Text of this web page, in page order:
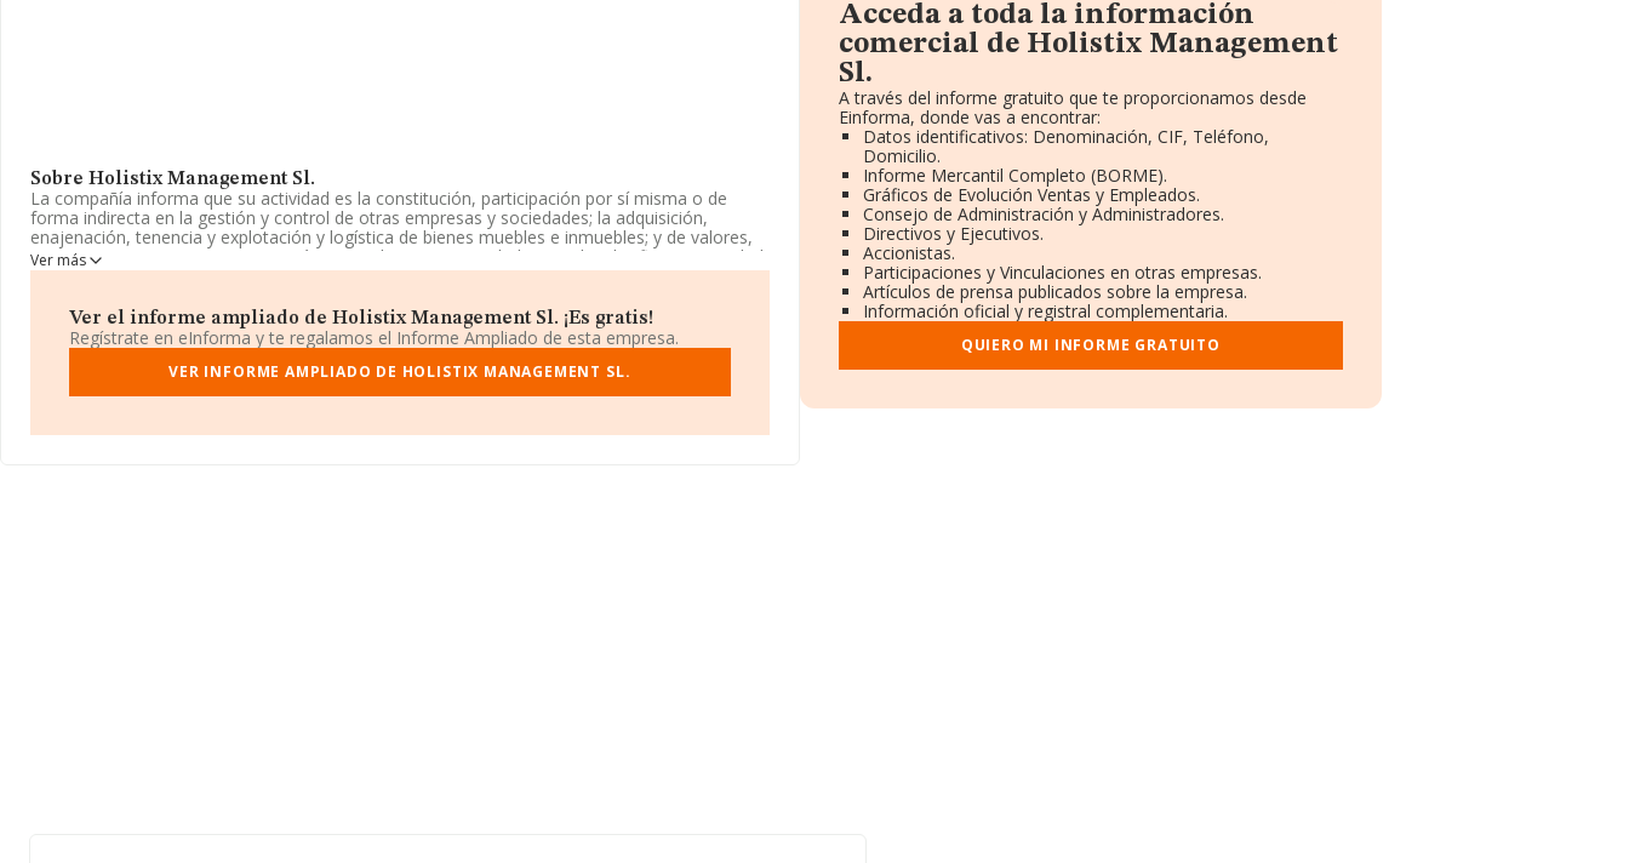
Sobre Holistix Management Sl.
La compañía informa que su actividad es la constitución, participación por sí misma o de
forma indirecta en la gestión y control de otras empresas y sociedades; la adquisición,
enajenación, tenencia y explotación y logística de bienes muebles e inmuebles; y de valores,
por cuenta propia. La empresa está registrada como Sociedad Limitada. Clasifica su actividad
CNAE como '%cnae%', código 6421. La sociedad no tiene actividad en mercados exteriores.
La empresa española Holistix Management S.L, CIF B22905905, se encuentra en Avenida
Doctor Arce núm. 14, (28002), Madrid, Madrid.
En relación con el sector y disponiendo de los datos de hasta 45.306 empresas, en el ámbito
nacional la facturación alcanza la cifra de 71.120 millones de euros y se calcula un promedio
la provincia (hablamos de Madrid), en la base de datos INFORMA constan 15382 empresas,
Ver más
Ver el informe ampliado de Holistix Management Sl. ¡Es gratis!
Regístrate en eInforma y te regalamos el Informe Ampliado de esta empresa.
VER INFORME AMPLIADO DE HOLISTIX MANAGEMENT SL.
Acceda a toda la información
comercial de Holistix Management
Sl.
A través del informe gratuito que te proporcionamos desde
Einforma, donde vas a encontrar:
Datos identificativos: Denominación, CIF, Teléfono,
Domicilio.
Informe Mercantil Completo (BORME).
Gráficos de Evolución Ventas y Empleados.
Consejo de Administración y Administradores.
Directivos y Ejecutivos.
Accionistas.
Participaciones y Vinculaciones en otras empresas.
Artículos de prensa publicados sobre la empresa.
Información oficial y registral complementaria.
QUIERO MI INFORME GRATUITO